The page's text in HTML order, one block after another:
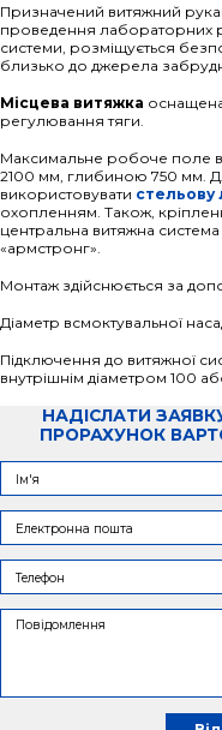
Призначений витяжний
проведення лабораторних
системи, розміщується
близько до джерела
Місцева витяжка
регулювання тяги.
Максимальне робоче поле
2100 мм, глибиною 750 мм.
використовувати стельову
охопленням. Також,
центральна витяжна
«армстронг».
Монтаж здійснюється за
Діаметр всмоктувальної
Підключення до витяжної
внутрішнім діаметром 100
НАДІСЛАТИ
ПРОРАХУНОК